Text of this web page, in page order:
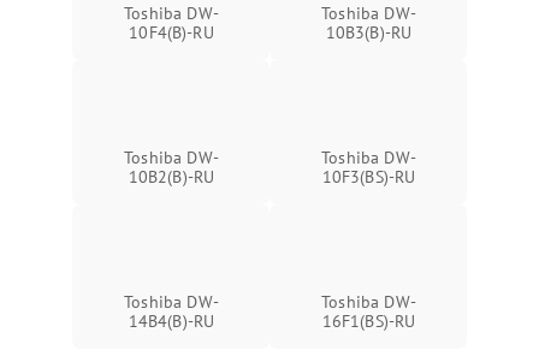
Toshiba DW-
10F4(B)-RU
Toshiba DW-
10B3(B)-RU
Toshiba DW-
10B2(B)-RU
Toshiba DW-
10F3(BS)-RU
Toshiba DW-
14B4(B)-RU
Toshiba DW-
16F1(BS)-RU